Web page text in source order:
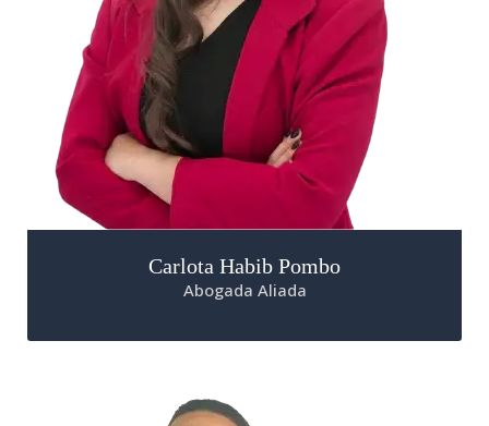
Carlota Habib Pombo
Abogada Aliada